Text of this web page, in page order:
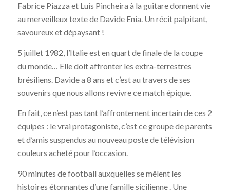
Fabrice Piazza et Luis Pincheira à la guitare donnent vie
au merveilleux texte de Davide Enia. Un récit palpitant,
savoureux et dépaysant !
5 juillet 1982, l’Italie est en quart de finale de la coupe
du monde… Elle doit affronter les extra-terrestres
brésiliens. Davide a 8 ans et c’est au travers de ses
souvenirs que nous allons revivre ce match épique.
En fait, ce n’est pas tant l’affrontement incertain de ces 2
équipes : le vrai protagoniste, c’est ce groupe de parents
et d’amis suspendus au nouveau poste de télévision
couleurs acheté pour l’occasion.
90 minutes de football auxquelles se mêlent les
histoires étonnantes d’une famille sicilienne . Une